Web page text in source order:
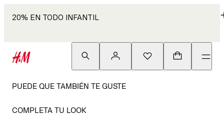
20% EN TODO INFANTIL
PUEDE QUE TAMBIÉN TE GUSTE
COMPLETA TU LOOK